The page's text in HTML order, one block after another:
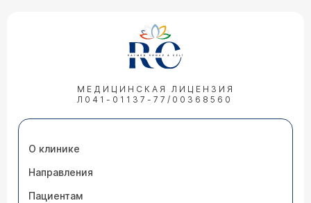
МЕДИЦИНСКАЯ ЛИЦЕНЗИЯ
Л041-01137-77/00368560
О клинике
Направления
Пациентам